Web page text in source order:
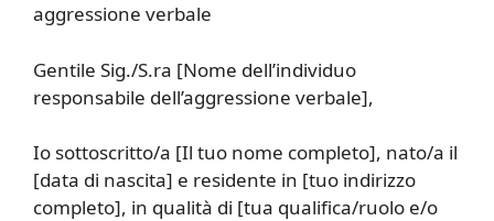
aggressione verbale
Gentile Sig./S.ra [Nome dell’individuo
responsabile dell’aggressione verbale],
Io sottoscritto/a [Il tuo nome completo], nato/a il
[data di nascita] e residente in [tuo indirizzo
completo], in qualità di [tua qualifica/ruolo e/o